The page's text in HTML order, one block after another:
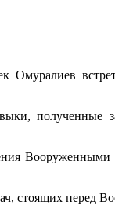
Омуралиев
стоящих перед